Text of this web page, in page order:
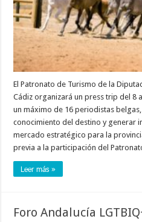
El Patronato de Turismo de la
Cádiz organizará un press trip del 8
un máximo de 16 periodistas
conocimiento del destino y generar
mercado estratégico para la
previa a la participación del
Leer más »
Foro Andalucía